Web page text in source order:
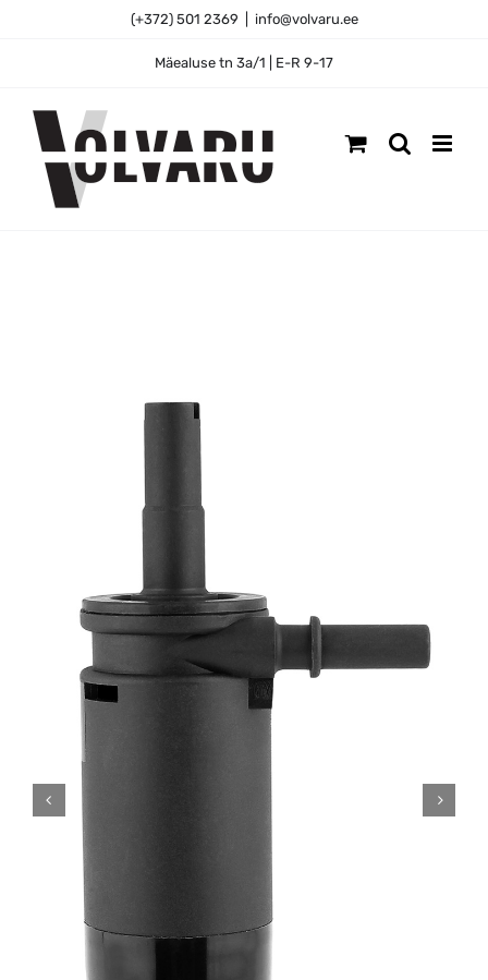
(+372) 501 2369 info@volvaru.ee
Mäealuse tn 3a/1 | E-R 9-17